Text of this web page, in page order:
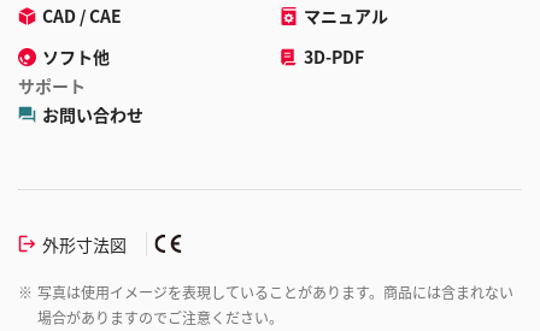
CAD / CAE
マニュアル
ソフト他
3D-PDF
サポート
お問い合わせ
外形寸法図
※ 写真は使用イメージを表現していることがあります。商品には含まれない
場合がありますのでご注意ください。